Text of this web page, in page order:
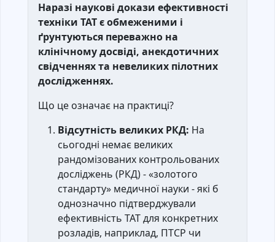
Наразі наукові докази ефективності
техніки TAT є обмеженими і
ґрунтуються переважно на
клінічному досвіді, анекдотичних
свідченнях та невеликих пілотних
дослідженнях.
Що це означає на практиці?
Відсутність великих РКД: На
сьогодні немає великих
рандомізованих контрольованих
досліджень (РКД) - «золотого
стандарту» медичної науки - які б
однозначно підтверджували
ефективність ТАТ для конкретних
розладів, наприклад, ПТСР чи